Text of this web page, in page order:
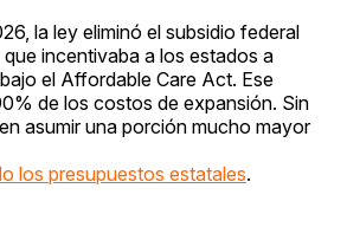
la ley eliminó el subsidio federal
incentivaba a los estados a
el Affordable Care Act. Ese
de los costos de expansión. Sin
asumir una porción mucho mayor
los presupuestos estatales.